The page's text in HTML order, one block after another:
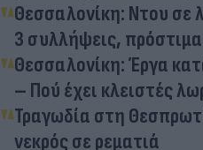
Θεσσαλονίκη: Ντου σε
3 συλλήψεις,
Θεσσαλονίκη: Έργα
– Πού έχει κλειστές
Τραγωδία στη
νεκρός σε ρεματιά